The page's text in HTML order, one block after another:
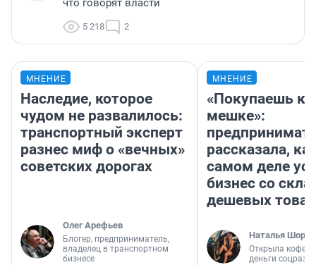
что говорят власти
5 218 2
МНЕНИЕ
Наследие, которое
чудом не развалилось:
транспортный эксперт
разнес миф о «вечных»
советских дорогах
Олег Арефьев
Блогер, предприниматель,
владелец в транспортном
бизнесе
МНЕНИЕ
«Покупаешь
мешке»:
рассказала,
самом деле
бизнес со
дешевых
Наталья
Открыла
деньги